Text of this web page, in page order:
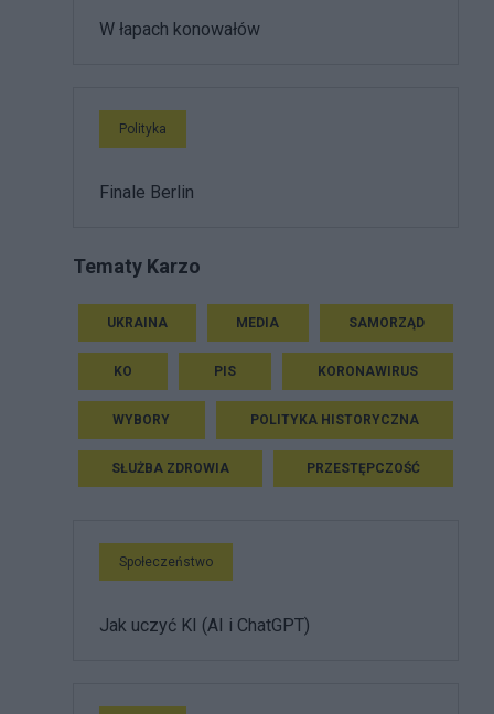
W łapach konowałów
Polityka
Finale Berlin
Tematy Karzo
UKRAINA MEDIA SAMORZĄD
KO PIS KORONAWIRUS
WYBORY POLITYKA HISTORYCZNA
SŁUŻBA ZDROWIA PRZESTĘPCZOŚĆ
Społeczeństwo
Jak uczyć KI (AI i ChatGPT)